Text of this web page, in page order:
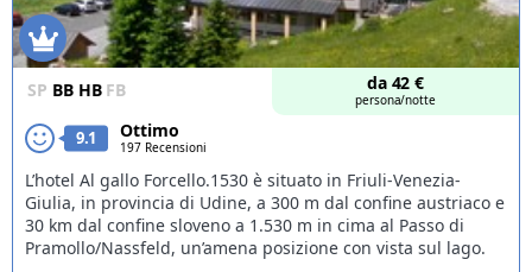
SP BB HB FB da 42 €
persona/notte
9.1 Ottimo
197 Recensioni
L’hotel Al gallo Forcello.1530 è situato in Friuli-Venezia-
Giulia, in provincia di Udine, a 300 m dal confine austriaco e
30 km dal confine sloveno a 1.530 m in cima al Passo di
Pramollo/Nassfeld, un’amena posizione con vista sul lago.